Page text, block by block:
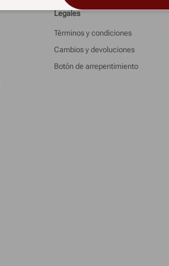
Legales
Términos y condiciones
Cambios y devoluciones
Botón de arrepentimiento